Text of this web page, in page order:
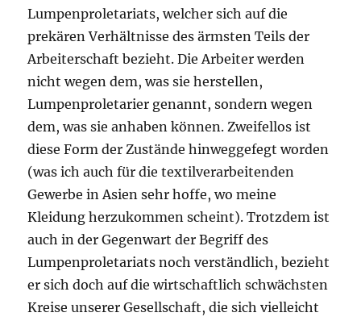
Lumpenproletariats, welcher sich auf die
prekären Verhältnisse des ärmsten Teils der
Arbeiterschaft bezieht. Die Arbeiter werden
nicht wegen dem, was sie herstellen,
Lumpenproletarier genannt, sondern wegen
dem, was sie anhaben können. Zweifellos ist
diese Form der Zustände hinweggefegt worden
(was ich auch für die textilverarbeitenden
Gewerbe in Asien sehr hoffe, wo meine
Kleidung herzukommen scheint). Trotzdem ist
auch in der Gegenwart der Begriff des
Lumpenproletariats noch verständlich, bezieht
er sich doch auf die wirtschaftlich schwächsten
Kreise unserer Gesellschaft, die sich vielleicht